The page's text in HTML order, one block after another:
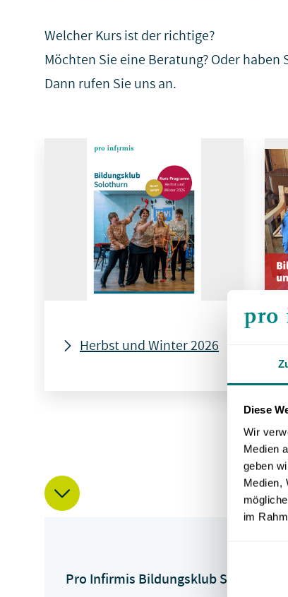
Diese
Wir
Medien
geben
Medien,
im
Welcher Kurs ist der richtige?
Möchten Sie eine Beratung? Oder haben
Dann rufen Sie uns an.
Herbst und Winter 2026
Pro Infirmis Bildungsklub Solothurn